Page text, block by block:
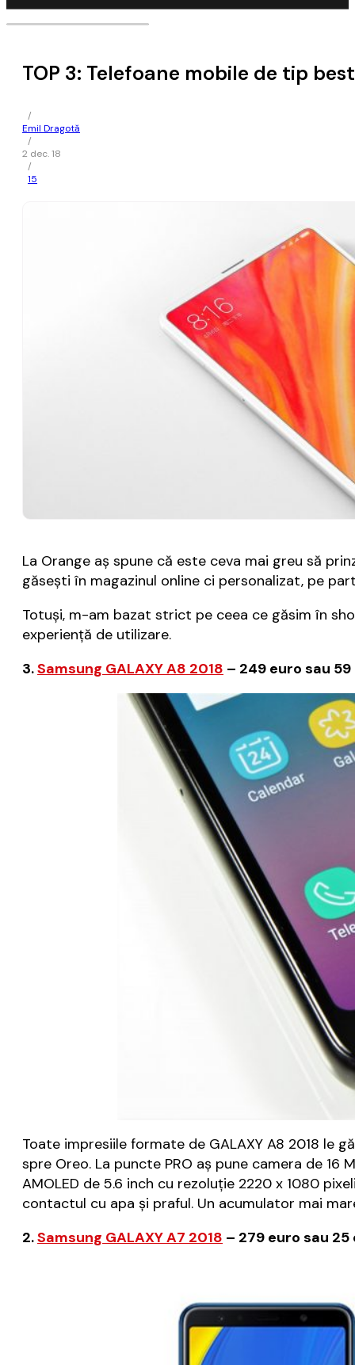
TOP 3: Telefoane mobile de tip
/
Emil Dragotă
/
2 dec. 18
/
15
La Orange aș spune că este ceva mai greu să
găsești în magazinul online ci personalizat, pe
Totuși, m-am bazat strict pe ceea ce găsim în
experiență de utilizare.
3.Samsung GALAXY A8 2018 – 249 euro sau
Toate impresiile formate de GALAXY A8 2018 le
spre Oreo. La puncte PRO aș pune camera de 16
AMOLED de 5.6 inch cu rezoluție 2220 x 1080
contactul cu apa și praful. Un acumulator mai
2.Samsung GALAXY A7 2018 – 279 euro sau